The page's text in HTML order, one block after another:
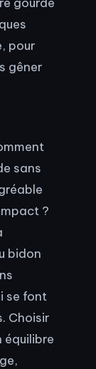
pour
gêner
sans
?
bidon
se font
Choisir
équilibre